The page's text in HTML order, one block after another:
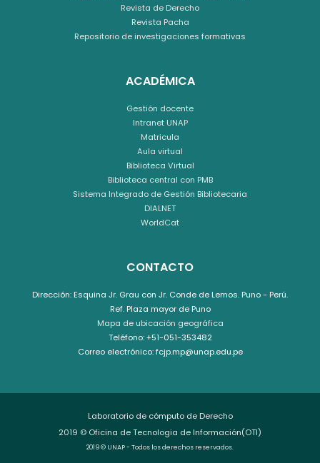
Revista de Derecho
Revista Pacha
Repositorio de investigaciones formativas
ACADÉMICA
Gestión docente
Intranet UNAP
Matricula
Aula virtual
Biblioteca Virtual
Biblioteca central con PMB
Sistema Integrado de Gestión Bibliotecaria
DIALNET
WorldCat
CONTACTO
Dirección: Esquina Jr. Grau con Jr. Conde de Lemos. Puno - Perú.
Ref. Plaza mayor de Puno
Mapa de ubicación geográfica
Teléfono: +51-051-353482
Correo electrónico: fcjp.mp@unap.edu.pe
Laboratorio de cómputo de Derecho
2019 © Oficina de Tecnologia de Información(OTI)
2019 © UNAP - Todos los derechos reservados.